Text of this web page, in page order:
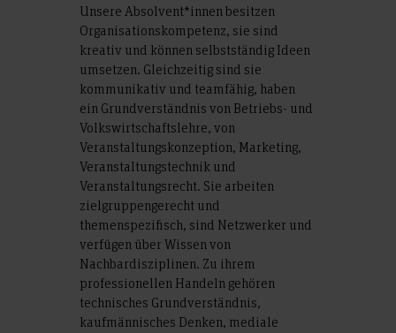
Unsere Absolvent*innen besitzen
Organisationskompetenz, sie sind
kreativ und können selbstständig Ideen
umsetzen. Gleichzeitig sind sie
kommunikativ und teamfähig, haben
ein Grundverständnis von Betriebs- und
Volkswirtschaftslehre, von
Veranstaltungskonzeption, Marketing,
Veranstaltungstechnik und
Veranstaltungsrecht. Sie arbeiten
zielgruppengerecht und
themenspezifisch, sind Netzwerker und
verfügen über Wissen von
Nachbardisziplinen. Zu ihrem
professionellen Handeln gehören
technisches Grundverständnis,
kaufmännisches Denken, mediale